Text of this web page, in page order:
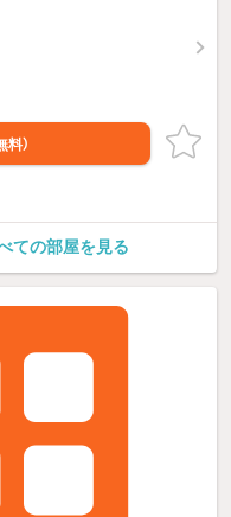
料）
ての部屋を見る